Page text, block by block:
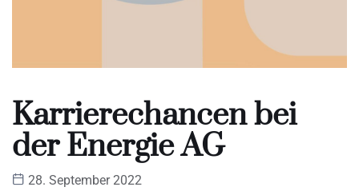
Karrierechancen bei
der Energie AG
28. September 2022